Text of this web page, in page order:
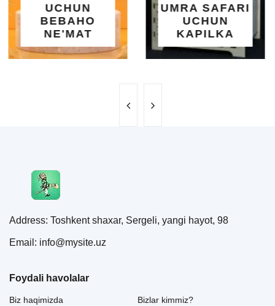
UMRA SAFARI
UCHUN
KAPILKA
YOZGI
SALQINLIK
MAROQ
Address: Toshkent shaxar, Sergeli, yangi hayot, 98
Email: info@mysite.uz
Foydali havolalar
Biz haqimizda
Bizlar kimmiz?